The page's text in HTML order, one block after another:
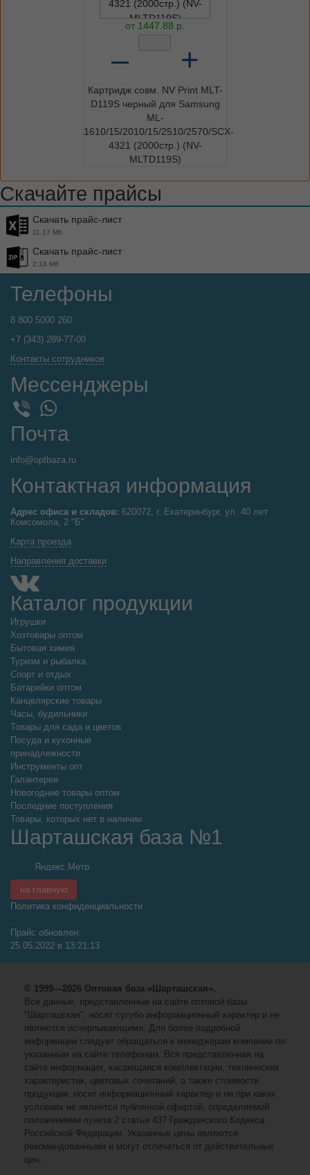
от 1447.88 р.
– +
Картридж совм. NV Print MLT-
D119S черный для Samsung
ML-
1610/15/2010/15/2510/2570/SCX-
4321 (2000стр.) (NV-
MLTD119S)
Скачайте прайсы
Скачать прайс-лист
11.17 Мб
Скачать прайс-лист
2.18 Мб
Телефоны
8 800 5000 260
+7 (343) 289-77-00
Контакты сотрудников
Мессенджеры
WhatsApp
Почта
info@optbaza.ru
Контактная информация
Адрес офиса и складов: 620072, г. Екатеринбург, ул. 40 лет
Комсомола, 2 "Б".
Карта проезда
Направления доставки
Каталог продукции
Игрушки
Хозтовары оптом
Бытовая химия
Туризм и рыбалка
Спорт и отдых
Батарейки оптом
Канцелярские товары
Часы, будильники
Товары для сада и цветов
Посуда и кухонные
принадлежности
Инструменты опт
Галантерея
Новогодние товары оптом
Последние поступления
Товары, которых нет в наличии
Шарташская база №1
на главную
Политика конфиденциальности
Прайс обновлен:
25.05.2022 в 13:21:13
© 1999—2026 Оптовая база «Шарташская».
Все данные, представленные на сайте оптовой базы
"Шарташская", носят сугубо информационный характер и не
являются исчерпывающими. Для более подробной
информации следует обращаться к менеджерам компании по
указанным на сайте телефонам. Вся представленная на
сайте информация, касающаяся комплектации, технических
характеристик, цветовых сочетаний, а также стоимости
продукции, носит информационный характер и ни при каких
условиях не является публичной офертой, определяемой
положениями пункта 2 статьи 437 Гражданского Кодекса
Российской Федерации. Указанные цены являются
рекомендованными и могут отличаться от действительных
цен.